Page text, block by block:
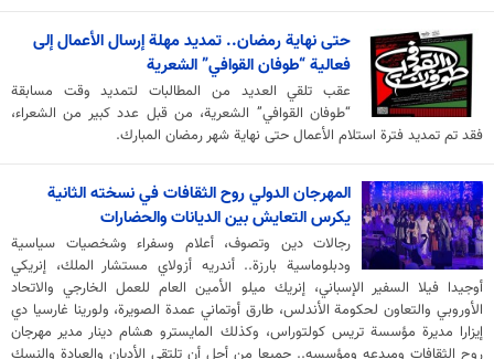
حتى نهاية رمضان.. تمديد مهلة إرسال الأعمال إلى
فعالية “طوفان القوافي” الشعرية
عقب تلقي العديد من المطالبات لتمديد وقت مسابقة
“طوفان القوافي” الشعرية، من قبل عدد كبير من الشعراء،
فقد تم تمديد فترة استلام الأعمال حتى نهاية شهر رمضان المبارك.
المهرجان الدولي روح الثقافات في نسخته الثانية
يكرس التعايش بين الديانات والحضارات
رجالات دين وتصوف، أعلام وسفراء وشخصيات سياسية
ودبلوماسية بارزة.. أندريه أزولاي مستشار الملك، إنريكي
أوجيدا فيلا السفير الإسباني، إنريك ميلو الأمين العام للعمل الخارجي والاتحاد
الأوروبي والتعاون لحكومة الأندلس، طارق أوتماني عمدة الصويرة، ولورينا غارسيا دي
إيزارا مديرة مؤسسة تريس كولتوراس، وكذلك المايسترو هشام دينار مدير مهرجان
روح الثقافات ومبدعه ومؤسسه.. جميعا من أجل أن تلتقي الأديان والعبادة والنسك